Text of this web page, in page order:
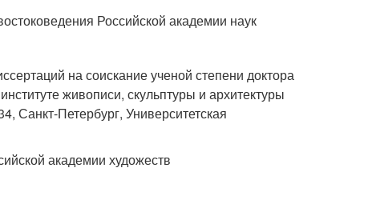
Российской академии наук
на соискание ученой степени доктора
живописи, скульптуры и архитектуры
Санкт-Петербург, Университетская
академии художеств